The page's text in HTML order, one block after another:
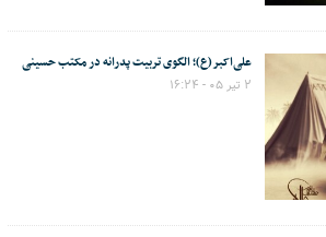
علی‌اکبر(ع)؛ الگوی تربیت پدرانه در مکتب حسینی
۲ تیر ۰۵ - ۱۶:۲۴